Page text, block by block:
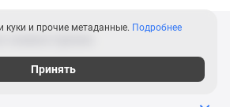
куки и прочие метаданные. Подробнее
Принять